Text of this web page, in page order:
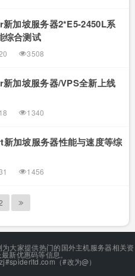
加坡服务器2*E5-2450L系
综合测试
3508
加坡服务器/VPS全新上线
1340
加坡服务器性能与速度等综
1456
大家提供热门的国外主机服务器相关资
新优惠码等信息。
（#改为@）